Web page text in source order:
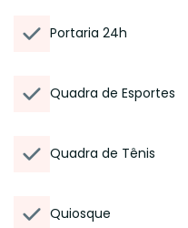
Portaria 24h
Quadra de Esportes
Quadra de Tênis
Quiosque